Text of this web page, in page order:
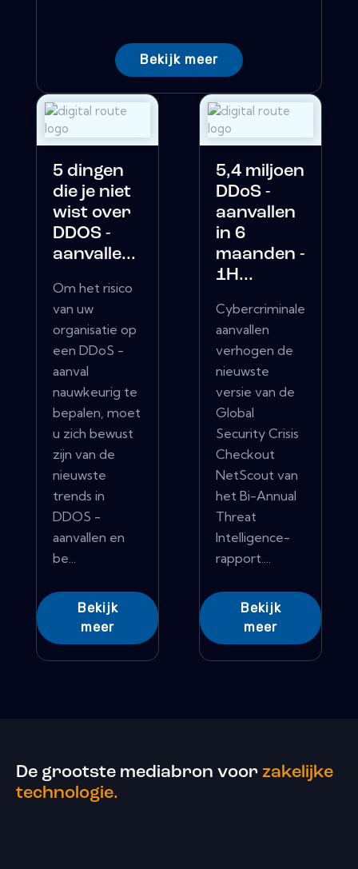
Bekijk meer
5 dingen
die je niet
wist over
DDOS -
aanvalle...
Om het risico
van uw
organisatie op
een DDoS -
aanval
nauwkeurig te
bepalen, moet
u zich bewust
zijn van de
nieuwste
trends in
DDOS -
aanvallen en
be...
Bekijk
meer
5,4 miljoen
DDoS -
aanvallen
in 6
maanden -
1H...
Cybercriminale
aanvallen
verhogen de
nieuwste
versie van de
Global
Security Crisis
Checkout
NetScout van
het Bi-Annual
Threat
Intelligence-
rapport....
Bekijk
meer
De grootste mediabron voor zakelijke
technologie.